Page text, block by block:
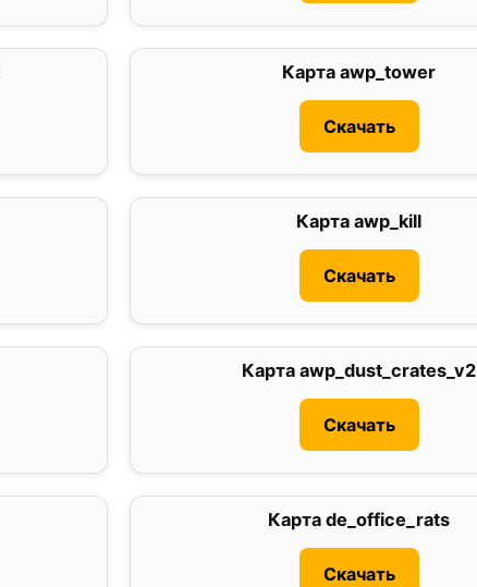
Карта awp_tower
Скачать
Карта awp_kill
Скачать
Карта awp_dust_crates_v2
Скачать
Карта de_office_rats
Скачать